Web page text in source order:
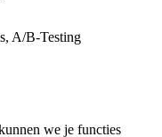
A/B-Testing
we je functies